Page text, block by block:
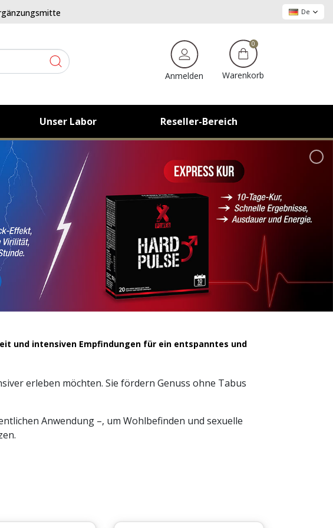
für die Sexualität De
Anmelden
0
Warenkorb
Unser Labor Reseller-Bereich
und intensiven Empfindungen für ein entspanntes und
erleben möchten. Sie fördern Genuss ohne Tabus
Anwendung –, um Wohlbefinden und sexuelle